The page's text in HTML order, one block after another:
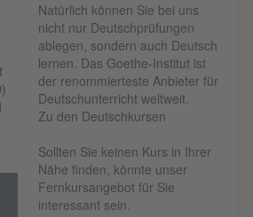
Natürlich können Sie bei uns
nicht nur Deutschprüfungen
ablegen, sondern auch Deutsch
lernen. Das Goethe-Institut ist
der renommierteste Anbieter für
Deutschunterricht weltweit.
Zu den Deutschkursen
Sollten Sie keinen Kurs in Ihrer
Nähe finden, könnte unser
Fernkursangebot für Sie
interessant sein.